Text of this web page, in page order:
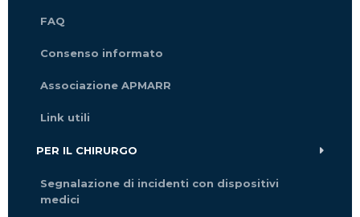
FAQ
Consenso informato
Associazione APMARR
Link utili
PER IL CHIRURGO
Segnalazione di incidenti con dispositivi
medici